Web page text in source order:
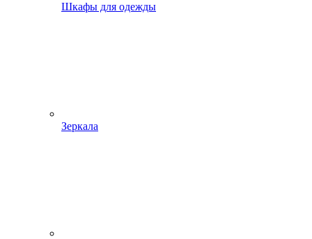
Шкафы для одежды
Зеркала